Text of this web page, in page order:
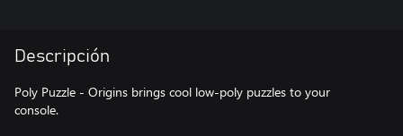
Descripción
Poly Puzzle - Origins brings cool low-poly puzzles to your
console.